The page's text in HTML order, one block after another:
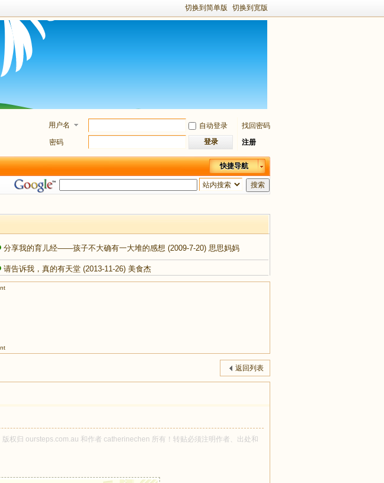
切换到简单版 切换到宽版
用户名 自动登录
找回密码
密码
登录 注册
快捷导航
搜索
分享我的育儿经——孩子不大确有一大堆的感想 (2009-7-20) 思思妈妈
请告诉我，真的有天堂 (2013-11-26) 美食杰
返回列表
权归 oursteps.com.au 和作者 catherinechen 所有！转贴必须注明作者、出处和